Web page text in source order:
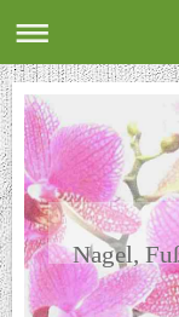
Nagel,